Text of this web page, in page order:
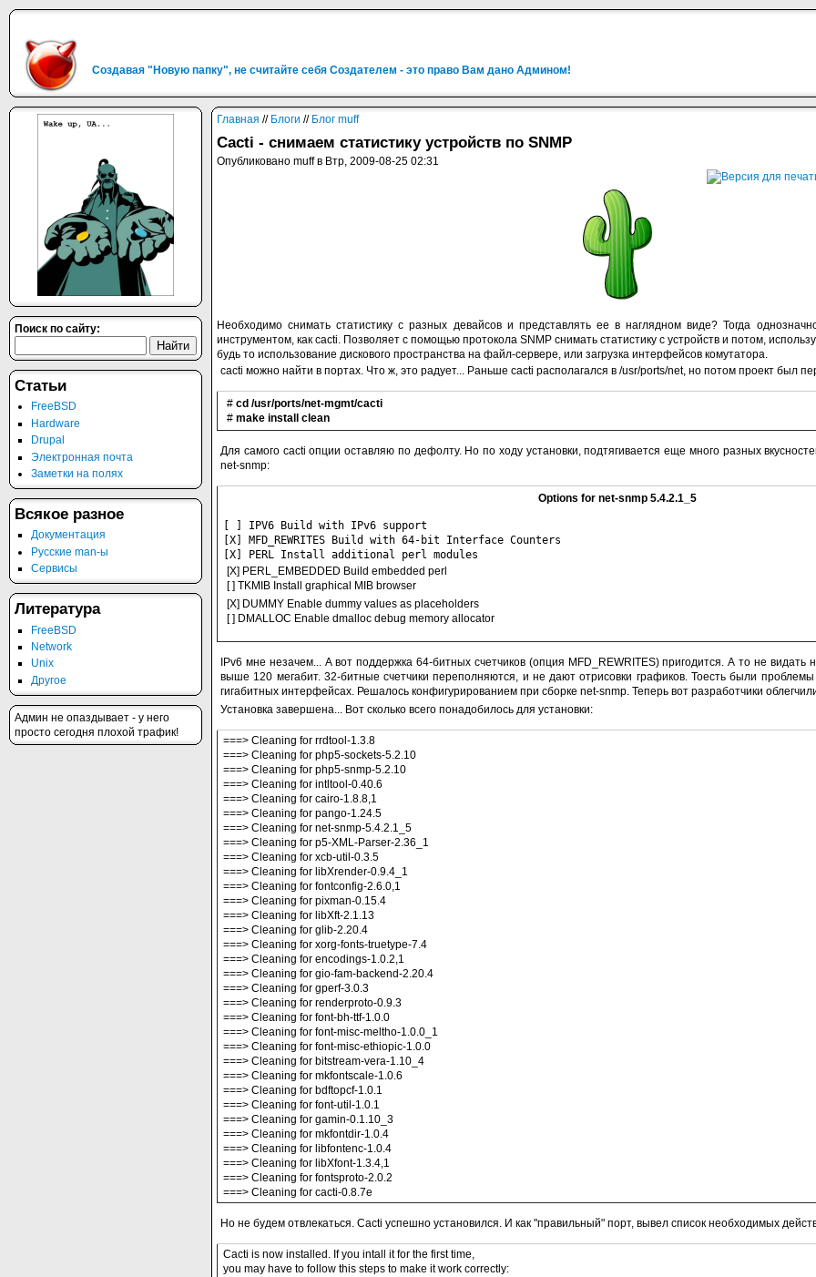
Создавая "Новую папку", не считайте себя Создателем - это право Вам дано Админом!
Главная // Блоги // Блог muff
Cacti - снимаем статистику устройств по SNMP
Опубликовано muff в Втр, 2009-08-25 02:31
Необходимо снимать статистику с разных девайсов и представлять ее в наглядном виде? Тогда
инструментом, как cacti. Позволяет с помощью протокола SNMP снимать статистику с устройств и потом,
будь то использование дискового пространства на файл-сервере, или загрузка интерфейсов комутатора.
cacti можно найти в портах. Что ж, это радует... Раньше cacti располагался в /usr/ports/net, но потом проект был
# cd /usr/ports/net-mgmt/cacti
# make install clean
Для самого cacti опции оставляю по дефолту. Но по ходу установки, подтягивается еще много разных
net-snmp:
Options for net-snmp 5.4.2.1_5
[ ] IPV6 Build with IPv6 support
[X] MFD_REWRITES Build with 64-bit Interface Counters
[X] PERL Install additional perl modules
[X] PERL_EMBEDDED Build embedded perl
[ ] TKMIB Install graphical MIB browser
[X] DUMMY Enable dummy values as placeholders
[ ] DMALLOC Enable dmalloc debug memory allocator
IPv6 мне незачем... А вот поддержка 64-битных счетчиков (опция MFD_REWRITES) пригодится. А то не видать
выше 120 мегабит. 32-битные счетчики переполняются, и не дают отрисовки графиков. Тоесть были
гигабитных интерфейсах. Решалось конфигурированием при сборке net-snmp. Теперь вот разработчики
Установка завершена... Вот сколько всего понадобилось для установки:
===> Cleaning for rrdtool-1.3.8
===> Cleaning for php5-sockets-5.2.10
===> Cleaning for php5-snmp-5.2.10
===> Cleaning for intltool-0.40.6
===> Cleaning for cairo-1.8.8,1
===> Cleaning for pango-1.24.5
===> Cleaning for net-snmp-5.4.2.1_5
===> Cleaning for p5-XML-Parser-2.36_1
===> Cleaning for xcb-util-0.3.5
===> Cleaning for libXrender-0.9.4_1
===> Cleaning for fontconfig-2.6.0,1
===> Cleaning for pixman-0.15.4
===> Cleaning for libXft-2.1.13
===> Cleaning for glib-2.20.4
===> Cleaning for xorg-fonts-truetype-7.4
===> Cleaning for encodings-1.0.2,1
===> Cleaning for gio-fam-backend-2.20.4
===> Cleaning for gperf-3.0.3
===> Cleaning for renderproto-0.9.3
===> Cleaning for font-bh-ttf-1.0.0
===> Cleaning for font-misc-meltho-1.0.0_1
===> Cleaning for font-misc-ethiopic-1.0.0
===> Cleaning for bitstream-vera-1.10_4
===> Cleaning for mkfontscale-1.0.6
===> Cleaning for bdftopcf-1.0.1
===> Cleaning for font-util-1.0.1
===> Cleaning for gamin-0.1.10_3
===> Cleaning for mkfontdir-1.0.4
===> Cleaning for libfontenc-1.0.4
===> Cleaning for libXfont-1.3.4,1
===> Cleaning for fontsproto-2.0.2
===> Cleaning for cacti-0.8.7e
Но не будем отвлекаться. Cacti успешно установился. И как "правильный" порт, вывел список необходимых
Cacti is now installed. If you intall it for the first time,
you may have to follow this steps to make it work correctly:
Поиск по сайту:
Статьи
FreeBSD
Hardware
Drupal
Электронная почта
Заметки на полях
Всякое разное
Документация
Русские man-ы
Сервисы
Литература
FreeBSD
Network
Unix
Другое
Админ не опаздывает - у него
просто сегодня плохой трафик!